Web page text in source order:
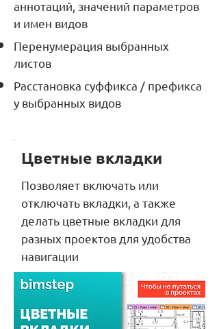
аннотаций, значений параметров
и имен видов
Перенумерация выбранных
листов
Расстановка суффикса / префикса
у выбранных видов
Цветные вкладки
Позволяет включать или
отключать вкладки, а также
делать цветные вкладки для
разных проектов для удобства
навигации